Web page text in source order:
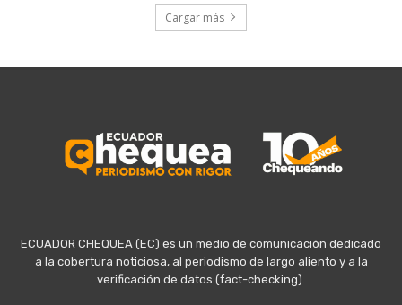
Cargar más
ECUADOR CHEQUEA (EC) es un medio de comunicación dedicado
a la cobertura noticiosa, al periodismo de largo aliento y a la
verificación de datos (fact-checking).